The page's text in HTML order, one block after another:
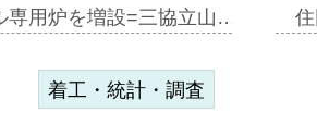
専用炉を増設=三協立山…
着工・統計・調査